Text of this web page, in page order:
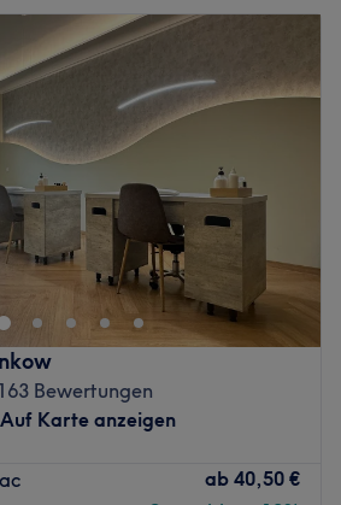
Bewertungen
Auf Karte anzeigen
ab 40,50 €